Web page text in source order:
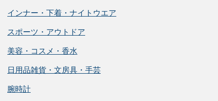
インナー・下着・ナイトウエア
スポーツ・アウトドア
美容・コスメ・香水
日用品雑貨・文房具・手芸
腕時計